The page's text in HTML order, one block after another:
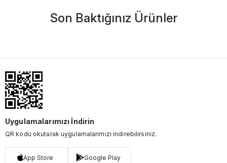
Son Baktığınız Ürünler
Uygulamalarımızı İndirin
QR kodu okutarak uygulamalarımızı indirebilirsiniz.
App Store Google Play